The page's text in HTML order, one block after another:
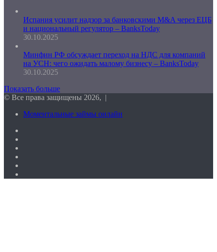
Испания усилит надзор за банковскими M&A через ЕЦБ
и национальный регулятор – BanksToday
30.10.2025
Минфин РФ обсуждает переход на НДС для компаний
на УСН: чего ожидать малому бизнесу – BanksToday
30.10.2025
Показать больше
© Все права защищены 2026, |
Моментальные займы онлайн